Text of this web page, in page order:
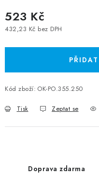
523 Kč
432,23 Kč bez DPH
Kód zboží: OK-PO.355.250
Tisk Zeptat se
Doprava zdarma